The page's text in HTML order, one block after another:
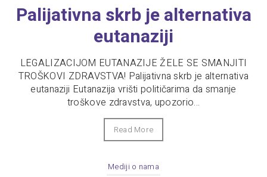
Palijativna skrb je alternativa
eutanaziji
LEGALIZACIJOM EUTANAZIJE ŽELE SE SMANJITI
TROŠKOVI ZDRAVSTVA! Palijativna skrb je alternativa
eutanaziji Eutanazija vrišti političarima da smanje
troškove zdravstva, upozorio...
Read More
Mediji o nama